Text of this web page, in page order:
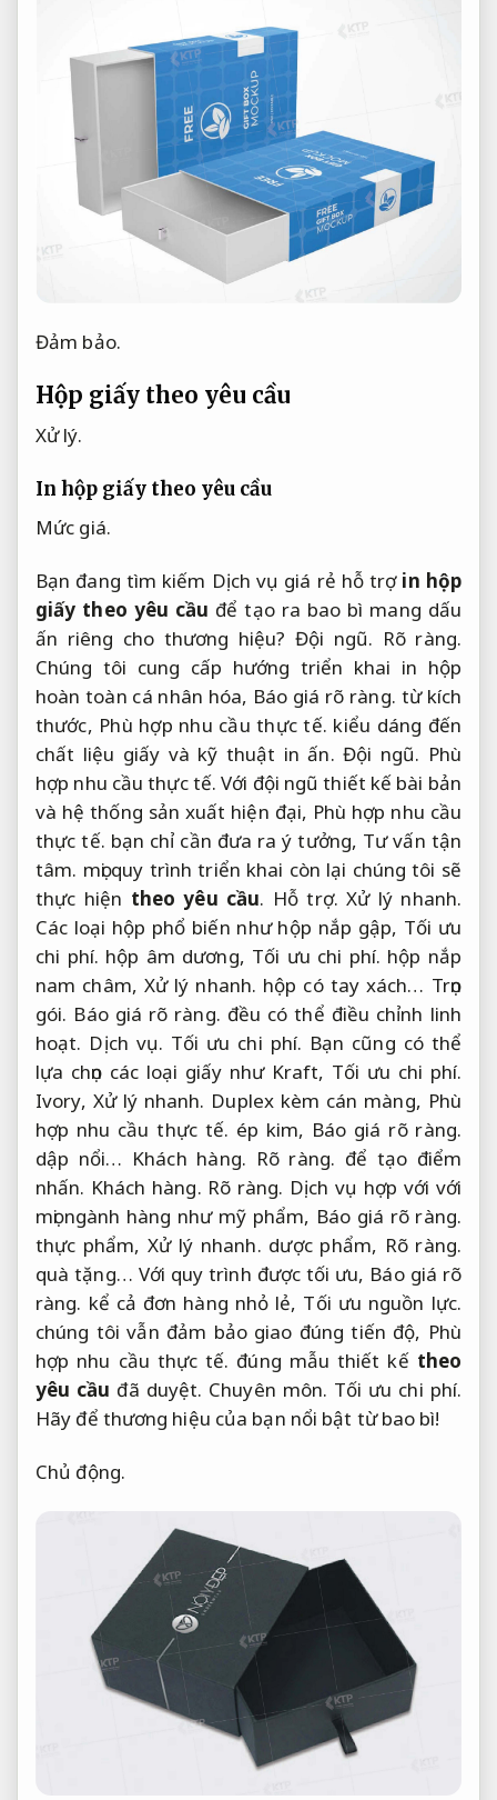
Đảm bảo.
Hộp giấy theo yêu cầu
Xử lý.
In hộp giấy theo yêu cầu
Mức giá.
Bạn đang tìm kiếm Dịch vụ giá rẻ hỗ trợ in hộp
giấy theo yêu cầu để tạo ra bao bì mang dấu
ấn riêng cho thương hiệu? Đội ngũ. Rõ ràng.
Chúng tôi cung cấp hướng triển khai in hộp
hoàn toàn cá nhân hóa, Báo giá rõ ràng. từ kích
thước, Phù hợp nhu cầu thực tế. kiểu dáng đến
chất liệu giấy và kỹ thuật in ấn.Đội ngũ. Phù
hợp nhu cầu thực tế. Với đội ngũ thiết kế bài bản
và hệ thống sản xuất hiện đại, Phù hợp nhu cầu
thực tế. bạn chỉ cần đưa ra ý tưởng, Tư vấn tận
tâm. mọi quy trình triển khai còn lại chúng tôi sẽ
thực hiện theo yêu cầu. Hỗ trợ. Xử lý nhanh.
Các loại hộp phổ biến như hộp nắp gập, Tối ưu
chi phí. hộp âm dương, Tối ưu chi phí. hộp nắp
nam châm, Xử lý nhanh. hộp có tay xách… Trọn
gói. Báo giá rõ ràng. đều có thể điều chỉnh linh
hoạt. Dịch vụ. Tối ưu chi phí. Bạn cũng có thể
lựa chọn các loại giấy như Kraft, Tối ưu chi phí.
Ivory, Xử lý nhanh. Duplex kèm cán màng, Phù
hợp nhu cầu thực tế. ép kim, Báo giá rõ ràng.
dập nổi… Khách hàng. Rõ ràng. để tạo điểm
nhấn. Khách hàng. Rõ ràng. Dịch vụ hợp với với
mọi ngành hàng như mỹ phẩm, Báo giá rõ ràng.
thực phẩm,Xử lý nhanh. dược phẩm, Rõ ràng.
quà tặng… Với quy trình được tối ưu, Báo giá rõ
ràng. kể cả đơn hàng nhỏ lẻ, Tối ưu nguồn lực.
chúng tôi vẫn đảm bảo giao đúng tiến độ, Phù
hợp nhu cầu thực tế. đúng mẫu thiết kế theo
yêu cầu đã duyệt. Chuyên môn. Tối ưu chi phí.
Hãy để thương hiệu của bạn nổi bật từ bao bì!
Chủ động.